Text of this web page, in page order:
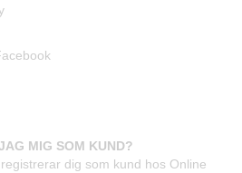
MIG SOM KUND?
dig som kund hos Online